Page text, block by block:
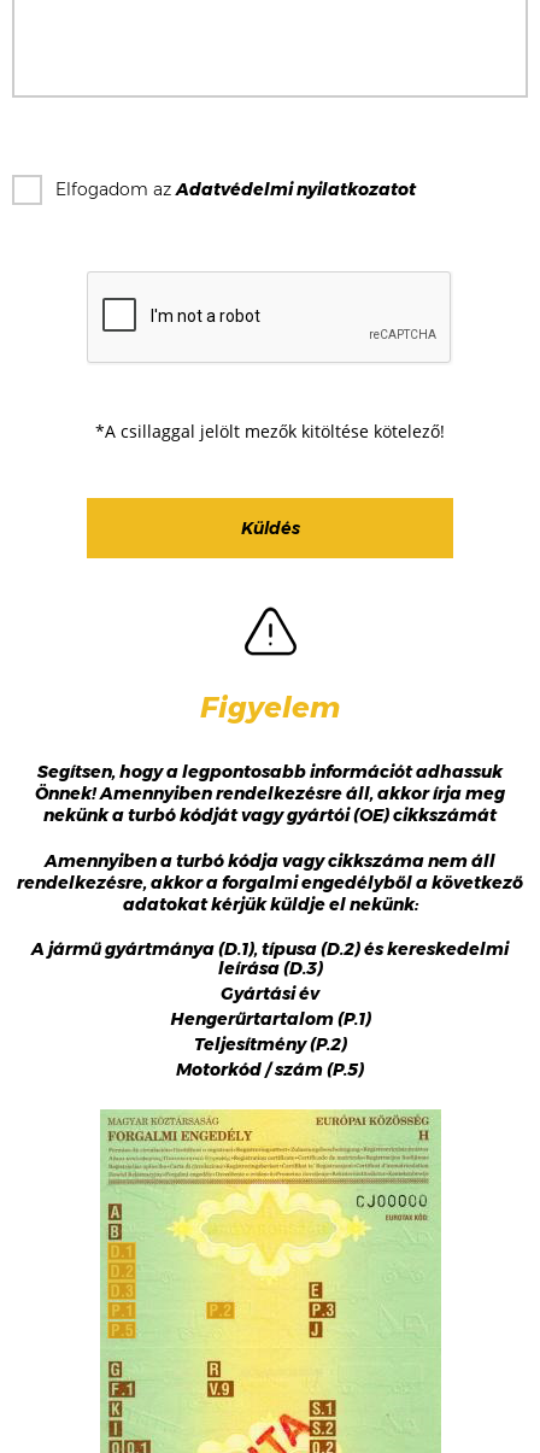
Elfogadom azAdatvédelmi nyilatkozatot
*A csillaggal jelölt mezők kitöltése kötelező!
Figyelem
Segítsen, hogy a legpontosabb információt adhassuk
Önnek! Amennyiben rendelkezésre áll, akkor írja meg
nekünk a turbó kódját vagy gyártói (OE) cikkszámát
Amennyiben a turbó kódja vagy cikkszáma nem áll
rendelkezésre, akkor a forgalmi engedélyből a következő
adatokat kérjük küldje el nekünk:
A jármű gyártmánya (D.1), típusa (D.2) és kereskedelmi
leírása (D.3)
Gyártási év
Hengerűrtartalom (P.1)
Teljesítmény (P.2)
Motorkód / szám (P.5)